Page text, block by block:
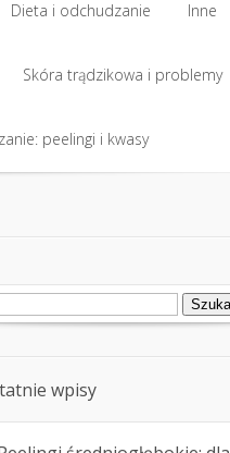
Dieta i odchudzanie
Dieta i odchudzanie
Inne
Inne
Skóra trądzikowa i problemy
Skóra trądzikowa i problemy
peelingi i kwasy
wpisy